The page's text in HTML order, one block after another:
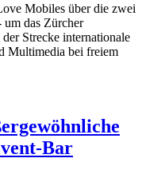
Mobiles über die zwei
das Zürcher
Strecke internationale
Multimedia bei freiem
Bar